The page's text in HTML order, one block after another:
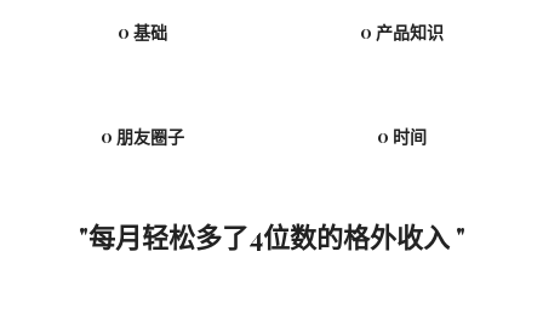
0 基础 0 产品知识
0 朋友圈子 0 时间
"每月轻松多了4位数的格外收入 "